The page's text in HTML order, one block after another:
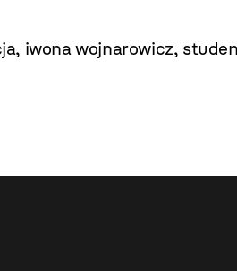
, iwona wojnarowicz,